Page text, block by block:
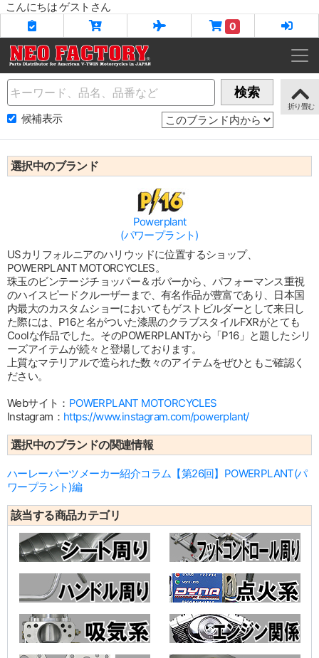
こんにちは ゲストさん
0
Name 検索
候補表示
選択中のブランド
Powerplant
(パワープラント)
USカリフォルニアのハリウッドに位置するショップ、
POWERPLANT MOTORCYCLES。
珠玉のビンテージチョッパー＆ボバーから、パフォーマンス重視
のハイスピードクルーザーまで、有名作品が豊富であり、日本国
内最大のカスタムショーにおいてもゲストビルダーとして来日し
た際には、P16と名がついた漆黒のクラブスタイルFXRがとても
Coolな作品でした。そのPOWERPLANTから「P16」と題したシリ
ーズアイテムが続々と登場しております。
上質なマテリアルで造られた数々のアイテムをぜひともご確認く
ださい。
Webサイト： POWERPLANT MOTORCYCLES
Instagram： https://www.instagram.com/powerplant/
選択中のブランドの関連情報
ハーレーパーツメーカー紹介コラム【第26回】POWERPLANT(パ
ワープラント)編
該当する商品カテゴリ